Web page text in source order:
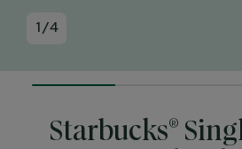
1 /4
25%
Starbucks®